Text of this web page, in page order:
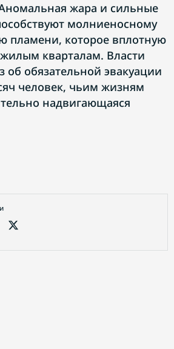
жара и сильные
молниеносному
пламени, которое вплотную
кварталам. Власти
об обязательной эвакуации
человек, чьим жизням
надвигающаяся